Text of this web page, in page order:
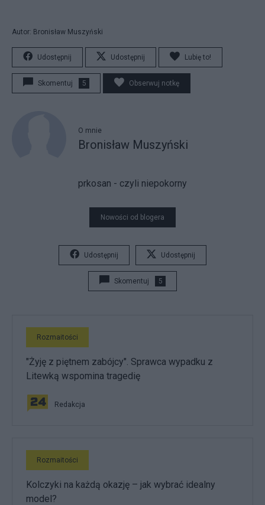
Autor: Bronisław Muszyński
Udostępnij Udostępnij Lubię to!
Skomentuj 5 Obserwuj notkę
O mnie
Bronisław Muszyński
prkosan - czyli niepokorny
Nowości od blogera
Udostępnij Udostępnij
Skomentuj 5
Rozmaitości
"Żyję z piętnem zabójcy". Sprawca wypadku z
Litewką wspomina tragedię
Redakcja
Rozmaitości
Kolczyki na każdą okazję – jak wybrać idealny
model?